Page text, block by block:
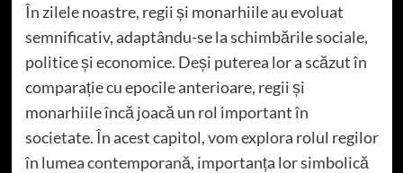
În zilele noastre, regii și monarhiile au evoluat
semnificativ, adaptându-se la schimbările sociale,
politice și economice. Deși puterea lor a scăzut în
comparație cu epocile anterioare, regii și
monarhiile încă joacă un rol important în
societate. În acest capitol, vom explora rolul regilor
în lumea contemporană, importanța lor simbolică